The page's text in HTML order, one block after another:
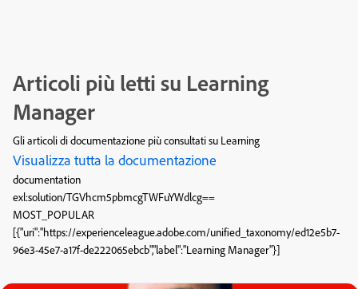
Articoli più letti su Learning
Manager
Gli articoli di documentazione più consultati su Learning
Visualizza tutta la documentazione
documentation
exl:solution/TGVhcm5pbmcgTWFuYWdlcg==
MOST_POPULAR
[{"uri":"https://experienceleague.adobe.com/unified_taxonomy/ed12e5b7-
96e3-45e7-a17f-de222065ebcb","label":"Learning Manager"}]